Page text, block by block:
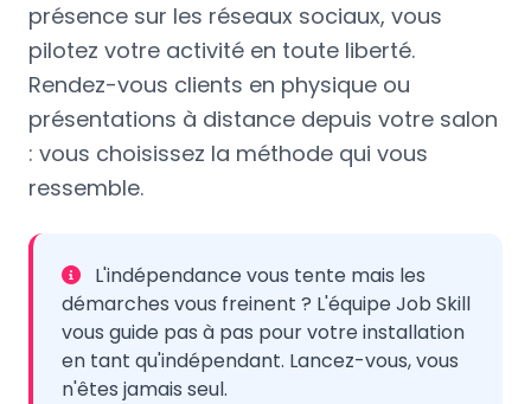
présence sur les réseaux sociaux, vous
pilotez votre activité en toute liberté.
Rendez-vous clients en physique ou
présentations à distance depuis votre salon
: vous choisissez la méthode qui vous
ressemble.
L'indépendance vous tente mais les
démarches vous freinent ? L'équipe Job Skill
vous guide pas à pas pour votre installation
en tant qu'indépendant. Lancez-vous, vous
n'êtes jamais seul.